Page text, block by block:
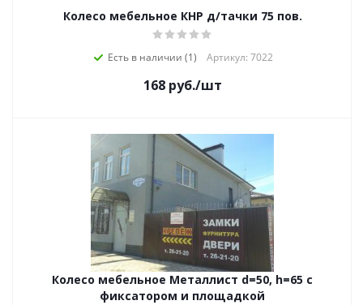
Колесо мебельное КНР д/тачки 75 пов.
Есть в наличии (1) Артикул: 7022
168руб./шт
Колесо мебельное Металлист d=50, h=65 с
фиксатором и площадкой